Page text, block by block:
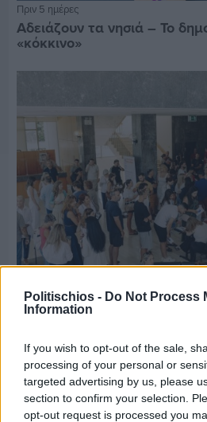
Politischios - Do Not Process
Information
If you wish to opt-out of the sale,
processing of your personal or
targeted advertising by us, please
section to confirm your selection.
opt-out request is processed you
Πριν 5 ημέρες
Αδειάζουν τα νησιά – Το
«κόκκινο»
CHIOS FORUM: CHOICES-
κατέκλυσε το Ομήρειο για
διοργάνωση